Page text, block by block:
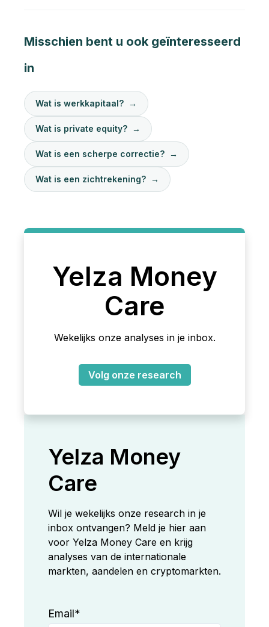
Misschien bent u ook geïnteresseerd
in
Wat is werkkapitaal? →
Wat is private equity? →
Wat is een scherpe correctie? →
Wat is een zichtrekening? →
Yelza Money
Care
Wekelijks onze analyses in je inbox.
Volg onze research
Yelza Money
Care
Wil je wekelijks onze research in je
inbox ontvangen? Meld je hier aan
voor Yelza Money Care en krijg
analyses van de internationale
markten, aandelen en cryptomarkten.
Email*